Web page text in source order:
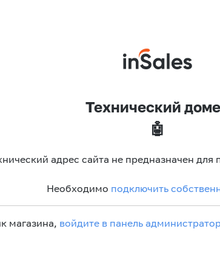
Технический
🤖
адрес сайта не предназначен
Необходимо подключить
магазина, войдите в панель